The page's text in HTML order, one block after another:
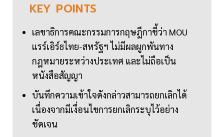
KEY POINTS
เลขาธิการคณะกรรมการกฤษฎีกาชี้ว่า MOU
แรร์เอิร์ธไทย-สหรัฐฯ ไม่มีผลผูกพันทาง
กฎหมายระหว่างประเทศ และไม่ถือเป็น
หนังสือสัญญา
บันทึกความเข้าใจดังกล่าวสามารถยกเลิกได้
เนื่องจากมีเงื่อนไขการยกเลิกระบุไว้อย่าง
ชัดเจน